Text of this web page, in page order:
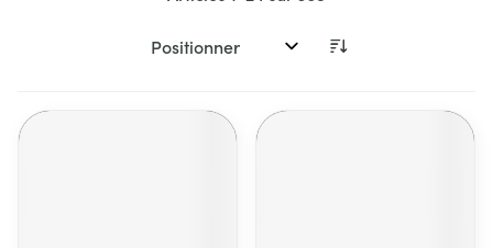
Trier par: